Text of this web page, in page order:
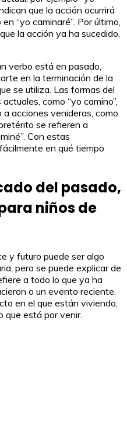
que la acción ocurrirá
“yo caminaré”. Por último,
la acción ya ha sucedido,
verbo está en pasado,
en la terminación de la
se utiliza. Las formas del
como “yo camino”,
acciones venideras, como
se refieren a
Con estas
en qué tiempo
del pasado,
niños de
y futuro puede ser algo
pero se puede explicar de
a todo lo que ya ha
o un evento reciente.
en el que están viviendo,
que está por venir.